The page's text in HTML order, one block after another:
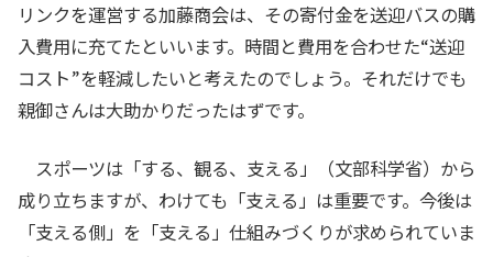
リンクを運営する加藤商会は、その寄付金を送迎バスの購
入費用に充てたといいます。時間と費用を合わせた“送迎
コスト”を軽減したいと考えたのでしょう。それだけでも
親御さんは大助かりだったはずです。
スポーツは「する、観る、支える」（文部科学省）から
成り立ちますが、わけても「支える」は重要です。今後は
「支える側」を「支える」仕組みづくりが求められていま